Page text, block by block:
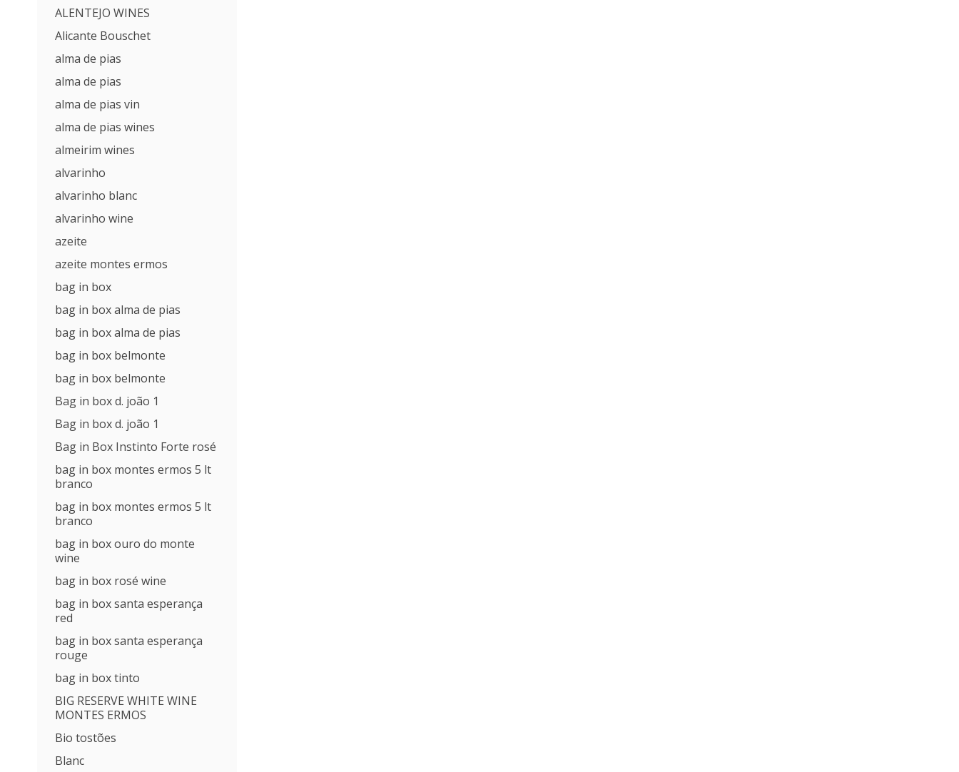
ALENTEJO WINES
Alicante Bouschet
alma de pias
alma de pias
alma de pias vin
alma de pias wines
almeirim wines
alvarinho
alvarinho blanc
alvarinho wine
azeite
azeite montes ermos
bag in box
bag in box alma de pias
bag in box alma de pias
bag in box belmonte
bag in box belmonte
Bag in box d. joão 1
Bag in box d. joão 1
Bag in Box Instinto Forte rosé
bag in box montes ermos 5 lt
branco
bag in box montes ermos 5 lt
branco
bag in box ouro do monte
wine
bag in box rosé wine
bag in box santa esperança
red
bag in box santa esperança
rouge
bag in box tinto
BIG RESERVE WHITE WINE
MONTES ERMOS
Bio tostões
Blanc